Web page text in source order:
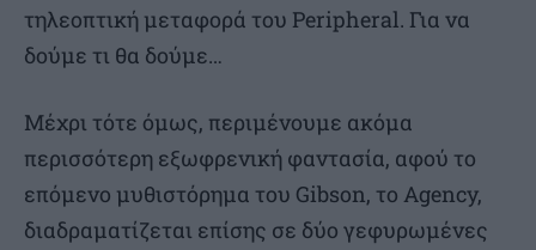
τηλεοπτική μεταφορά του Peripheral. Για να
δούμε τι θα δούμε…
Μέχρι τότε όμως, περιμένουμε ακόμα
περισσότερη εξωφρενική φαντασία, αφού το
επόμενο μυθιστόρημα του Gibson, το Agency,
διαδραματίζεται επίσης σε δύο γεφυρωμένες